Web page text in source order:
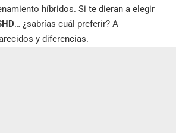
híbridos. Si te dieran a elegir
… ¿sabrías cuál preferir? A
y diferencias.